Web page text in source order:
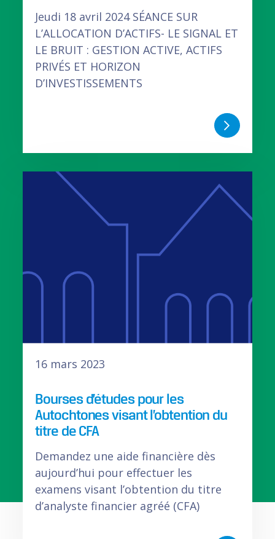
Jeudi 18 avril 2024 SÉANCE SUR
L’ALLOCATION D’ACTIFS- LE SIGNAL ET
LE BRUIT : GESTION ACTIVE, ACTIFS
PRIVÉS ET HORIZON
D’INVESTISSEMENTS
16 mars 2023
Bourses d’études pour les
Autochtones visant l’obtention du
titre de CFA
Demandez une aide financière dès
aujourd’hui pour effectuer les
examens visant l’obtention du titre
d’analyste financier agréé (CFA)